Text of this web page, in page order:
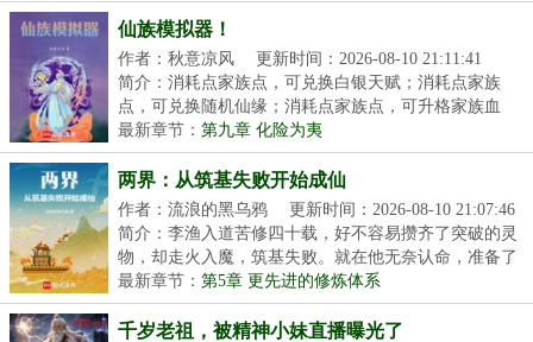
仙族模拟器！
作者：秋意凉风
更新时间：2026-08-10 21:11:41
简介：消耗点家族点，可兑换白银天赋；消耗点家族
点，可兑换随机仙缘；消耗点家族点，可升格家族血
脉，家...
最新章节： 第九章 化险为夷
两界：从筑基失败开始成仙
作者：流浪的黑乌鸦
更新时间：2026-08-10 21:07:46
简介：李渔入道苦修四十载，好不容易攒齐了突破的灵
物，却走火入魔，筑基失败。就在他无奈认命，准备了
却...
最新章节： 第5章 更先进的修炼体系
千岁老祖，被精神小妹直播曝光了